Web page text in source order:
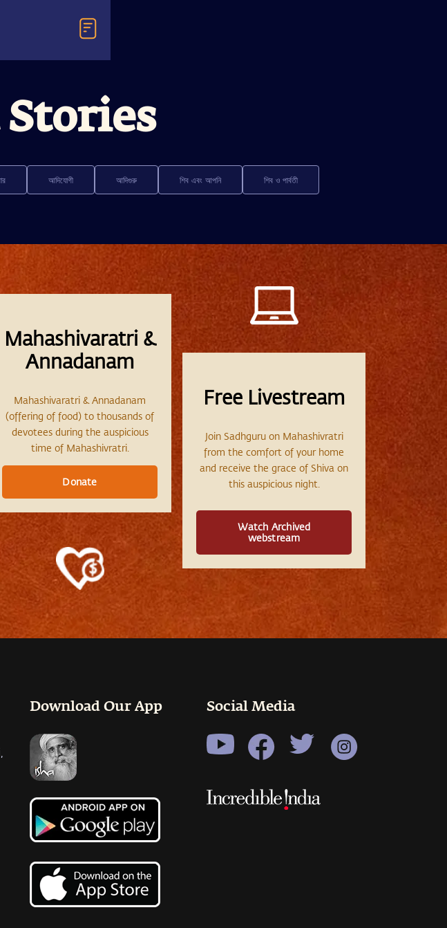
আদিযোগী আদিগুরু শিব এবং আপনি শিব ও পার্বতী
Mahashivaratri &
Annadanam
Mahashivaratri & Annadanam
(offering of food) to thousands of
devotees during the auspicious
time of Mahashivratri.
Donate
Free Livestream
Join Sadhguru on Mahashivratri
from the comfort of your home
and receive the grace of Shiva on
this auspicious night.
Watch Archived
webstream
Download Our App Social Media